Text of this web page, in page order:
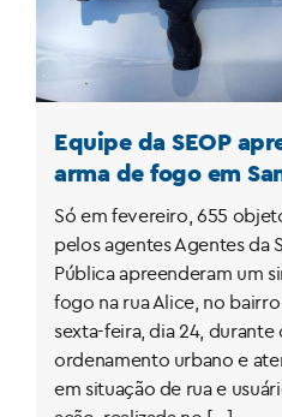
Equipe da SEOP
arma de fogo em
do Rio de Janeiro
Só em fevereiro, 655
pelos agentes Agentes da
Pública apreenderam um
fogo na rua Alice, no bairro
sexta-feira, dia 24,
ordenamento urbano e
em situação de rua e